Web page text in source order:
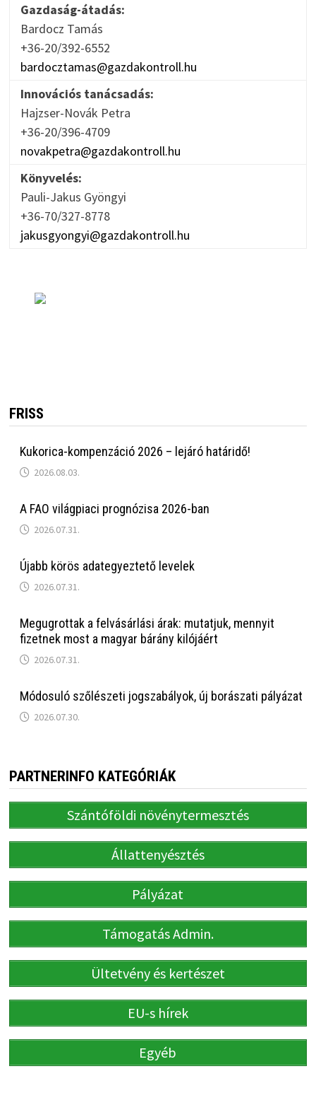
Gazdaság-átadás:
Bardocz Tamás
+36-20/392-6552
bardocztamas@gazdakontroll.hu
Innovációs tanácsadás:
Hajzser-Novák Petra
+36-20/396-4709
novakpetra@gazdakontroll.hu
Könyvelés:
Pauli-Jakus Gyöngyi
+36-70/327-8778
jakusgyongyi@gazdakontroll.hu
FRISS
Kukorica-kompenzáció 2026 – lejáró határidő!
2026.08.03.
A FAO világpiaci prognózisa 2026-ban
2026.07.31.
Újabb körös adategyeztető levelek
2026.07.31.
Megugrottak a felvásárlási árak: mutatjuk, mennyit
fizetnek most a magyar bárány kilójáért
2026.07.31.
Módosuló szőlészeti jogszabályok, új borászati pályázat
2026.07.30.
PARTNERINFO KATEGÓRIÁK
Szántóföldi növénytermesztés
Állattenyésztés
Pályázat
Támogatás Admin.
Ültetvény és kertészet
EU-s hírek
Egyéb